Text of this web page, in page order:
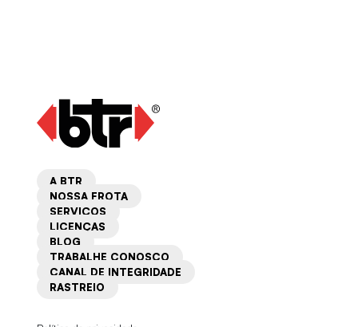
A BTR
NOSSA FROTA
SERVIÇOS
LICENÇAS
BLOG
TRABALHE CONOSCO
CANAL DE INTEGRIDADE
RASTREIO